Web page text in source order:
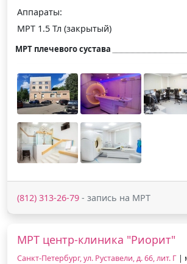
Аппараты:
МРТ 1.5 Тл (закрытый)
МРТ плечевого сустава
(812) 313-26-79 - запись на МРТ
МРТ центр-клиника "Риорит"
Санкт-Петербург, ул. Руставели, д. 66, лит. Г |